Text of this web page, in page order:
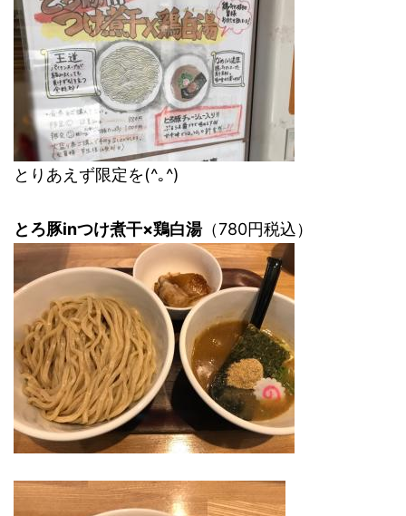
とりあえず限定を(^｡^)
とろ豚inつけ煮干×鶏白湯（780円税込）